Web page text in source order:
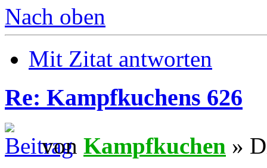
Nach oben
Mit Zitat antworten
Re: Kampfkuchens 626
von Kampfkuchen »